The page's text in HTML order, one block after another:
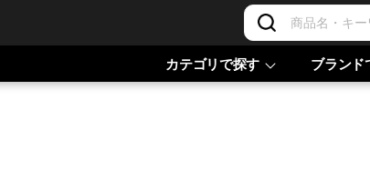
カテゴリで探す ブランド